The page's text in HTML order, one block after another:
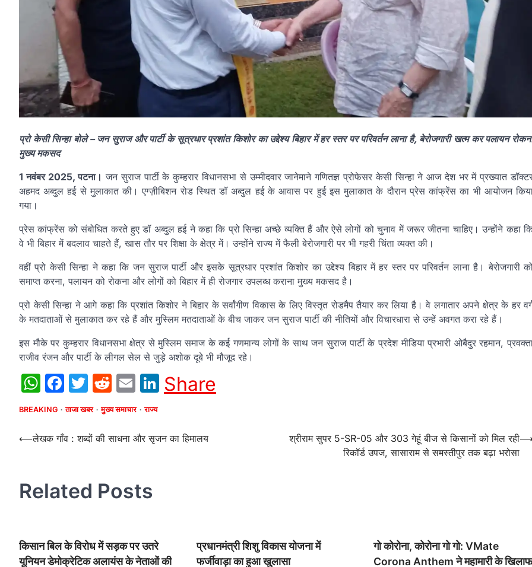
प्रो केसी सिन्हा बोले – जन सुराज और पार्टी के सूत्रधार प्रशांत किशोर का उद्देश्य बिहार में हर स्तर पर परिवर्तन लाना है, बेरोजगारी खत्म कर पलायन
मुख्य मकसद
1 नवंबर 2025, पटना। जन सुराज पार्टी के कुम्हरार विधानसभा से उम्मीदवार जानेमाने गणितज्ञ प्रोफेसर केसी सिन्हा ने आज देश भर में प्रख्यात
अहमद अब्दुल हई से मुलाकात की। एग्ज़ीबिशन रोड स्थित डॉ अब्दुल हई के आवास पर हुई इस मुलाकात के दौरान प्रेस कांफ्रेंस का भी आयोजन
गया।
प्रेस कांफ्रेंस को संबोधित करते हुए डॉ अब्दुल हई ने कहा कि प्रो सिन्हा अच्छे व्यक्ति हैं और ऐसे लोगों को चुनाव में जरूर जीतना चाहिए। उन्होंने कहा
वे भी बिहार में बदलाव चाहते हैं, खास तौर पर शिक्षा के क्षेत्र में। उन्होंने राज्य में फैली बेरोजगारी पर भी गहरी चिंता व्यक्त की।
वहीं प्रो केसी सिन्हा ने कहा कि जन सुराज पार्टी और इसके सूत्रधार प्रशांत किशोर का उद्देश्य बिहार में हर स्तर पर परिवर्तन लाना है। बेरोजगारी
समाप्त करना, पलायन को रोकना और लोगों को बिहार में ही रोजगार उपलब्ध कराना मुख्य मकसद है।
प्रो केसी सिन्हा ने आगे कहा कि प्रशांत किशोर ने बिहार के सर्वांगीण विकास के लिए विस्तृत रोडमैप तैयार कर लिया है। वे लगातार अपने क्षेत्र के हर
के मतदाताओं से मुलाकात कर रहे हैं और मुस्लिम मतदाताओं के बीच जाकर जन सुराज पार्टी की नीतियों और विचारधारा से उन्हें अवगत करा रहे हैं।
इस मौके पर कुम्हरार विधानसभा क्षेत्र से मुस्लिम समाज के कई गणमान्य लोगों के साथ जन सुराज पार्टी के प्रदेश मीडिया प्रभारी ओबैदुर रहमान,
राजीव रंजन और पार्टी के लीगल सेल से जुड़े अशोक दूबे भी मौजूद रहे।
WhatsApp
Facebook
Twitter
Reddit
EmailLinkedIn
Share
BREAKING ताजा खबर मुख्य समाचार राज्य
Post
⟵लेखक गाँव : शब्दों की साधना और सृजन का हिमालय
श्रीराम सुपर 5-SR-05 और 303 गेहूं बीज से किसानों को मिल रही
रिकॉर्ड उपज, सासाराम से समस्तीपुर तक बढ़ा भरोसा
⟶
Related Posts
किसान बिल के विरोध में सड़क पर उतरे
यूनियन डेमोक्रेटिक अलायंस के नेताओं की
प्रधानमंत्री शिशु विकास योजना में
फर्जीवाड़ा का हुआ खुलासा
गो कोरोना, कोरोना गो गो: VMate
Corona Anthem ने महामारी के